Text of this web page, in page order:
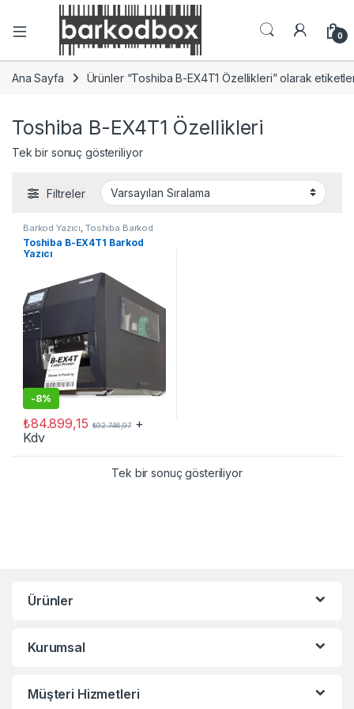
0
Ana Sayfa Ürünler “Toshiba B-EX4T1 Özellikleri” olarak
Toshiba B-EX4T1 Özellikleri
Tek bir sonuç gösteriliyor
Filtreler
Barkod Yazıcı Toshiba Barkod
Yazıcı
Toshiba B-EX4T1 Barkod
Yazıcı
-8%
₺84.899,15 ₺92.746,97 +
Kdv
Tek bir sonuç gösteriliyor
Ürünler
Kurumsal
Müşteri Hizmetleri